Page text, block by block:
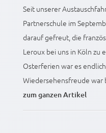
Seit unserer
Partnerschule im
darauf gefreut, die
Leroux bei uns in Köln zu
Osterferien war es
Wiedersehensfreude war
zum ganzen Artikel